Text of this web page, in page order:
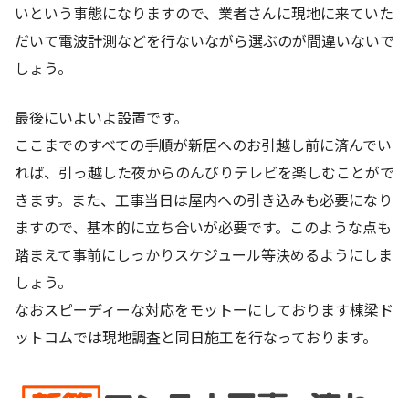
いという事態になりますので、業者さんに現地に来ていた
だいて電波計測などを行ないながら選ぶのが間違いないで
しょう。
最後にいよいよ設置です。
ここまでのすべての手順が新居へのお引越し前に済んでい
れば、引っ越した夜からのんびりテレビを楽しむことがで
きます。また、工事当日は屋内への引き込みも必要になり
ますので、基本的に立ち合いが必要です。このような点も
踏まえて事前にしっかりスケジュール等決めるようにしま
しょう。
なおスピーディーな対応をモットーにしております棟梁ド
ットコムでは現地調査と同日施工を行なっております。